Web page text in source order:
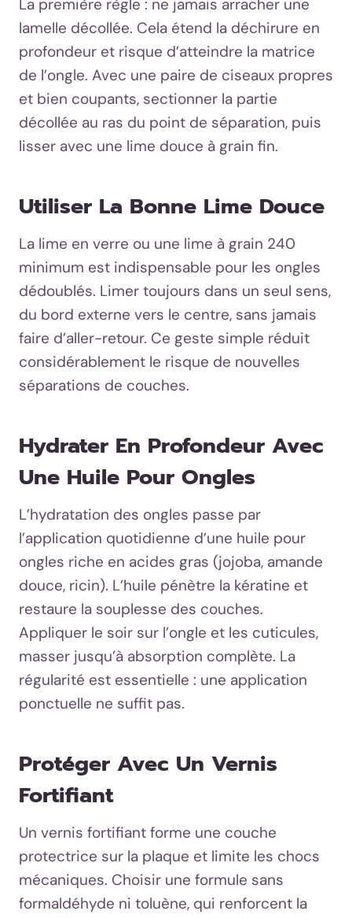
La première règle : ne jamais arracher une
lamelle décollée. Cela étend la déchirure en
profondeur et risque d’atteindre la matrice
de l’ongle. Avec une paire de ciseaux propres
et bien coupants, sectionner la partie
décollée au ras du point de séparation, puis
lisser avec une lime douce à grain fin.
Utiliser La Bonne Lime Douce
La lime en verre ou une lime à grain 240
minimum est indispensable pour les ongles
dédoublés. Limer toujours dans un seul sens,
du bord externe vers le centre, sans jamais
faire d’aller-retour. Ce geste simple réduit
considérablement le risque de nouvelles
séparations de couches.
Hydrater En Profondeur Avec
Une Huile Pour Ongles
L’hydratation des ongles passe par
l’application quotidienne d’une huile pour
ongles riche en acides gras (jojoba, amande
douce, ricin). L’huile pénètre la kératine et
restaure la souplesse des couches.
Appliquer le soir sur l’ongle et les cuticules,
masser jusqu’à absorption complète. La
régularité est essentielle : une application
ponctuelle ne suffit pas.
Protéger Avec Un Vernis
Fortifiant
Un vernis fortifiant forme une couche
protectrice sur la plaque et limite les chocs
mécaniques. Choisir une formule sans
formaldéhyde ni toluène, qui renforcent la